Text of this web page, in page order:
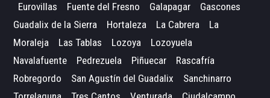
Eurovillas
Fuente del Fresno Galapagar
Gascones
Guadalix de la Sierra
Hortaleza La Cabrera
La
Moraleja
Las Tablas Lozoya
Lozoyuela
Navalafuente
Pedrezuela Piñuecar
Rascafría
Robregordo
San Agustín del Guadalix
Sanchinarro